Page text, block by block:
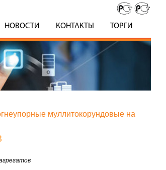
НОВОСТИ КОНТАКТЫ ТОРГИ
муллитокорундовые на